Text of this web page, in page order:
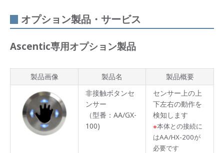
オプション製品・サービス
Ascentic専用オプション製品
製品画像 製品名
製品概要
非接触ボタンセ
ンサー
（型番：AA/GX-
100)
センサー上の上
下左右の動作を
検知します
※本体との接続に
はAA/HX-200が
必要です